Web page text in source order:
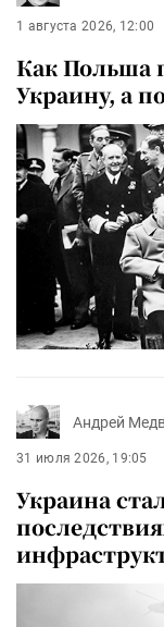
1 августа 2026, 12:00
Как Польша
Украину, а
Андрей
31 июля 2026, 19:05
Украина